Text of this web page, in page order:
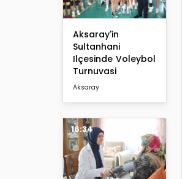
Aksaray'in
Sultanhani
Ilçesinde Voleybol
Turnuvasi
Aksaray
16:34